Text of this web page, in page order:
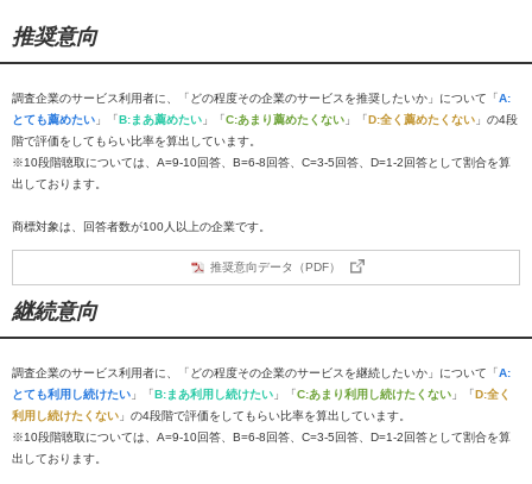
推奨意向
調査企業のサービス利用者に、「どの程度その企業のサービスを推奨したいか」について「A:
とても薦めたい 」「B:まあ薦めたい 」「C:あまり薦めたくない 」「D:全く薦めたくない 」の4段
階で評価をしてもらい比率を算出しています。
※10段階聴取については、A=9-10回答、B=6-8回答、C=3-5回答、D=1-2回答として割合を算
出しております。
商標対象は、回答者数が100人以上の企業です。
推奨意向データ（PDF）
継続意向
調査企業のサービス利用者に、「どの程度その企業のサービスを継続したいか」について「A:
とても利用し続けたい 」「B:まあ利用し続けたい 」「C:あまり利用し続けたくない 」「D:全く
利用し続けたくない 」の4段階で評価をしてもらい比率を算出しています。
※10段階聴取については、A=9-10回答、B=6-8回答、C=3-5回答、D=1-2回答として割合を算
出しております。